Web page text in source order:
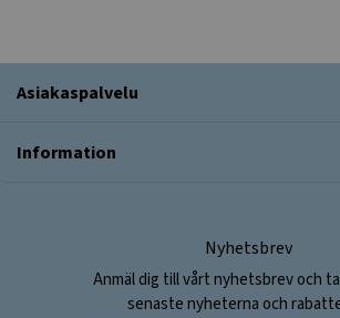
Asiakaspalvelu
Information
Nyhetsbrev
Anmäl dig till vårt nyhetsbrev och
senaste nyheterna och